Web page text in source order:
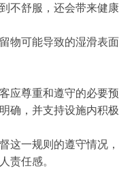
不舒服，还会带来健
物可能导致的湿滑表
应尊重和遵守的必要
确，并支持设施内积极
这一规则的遵守情况
责任感。